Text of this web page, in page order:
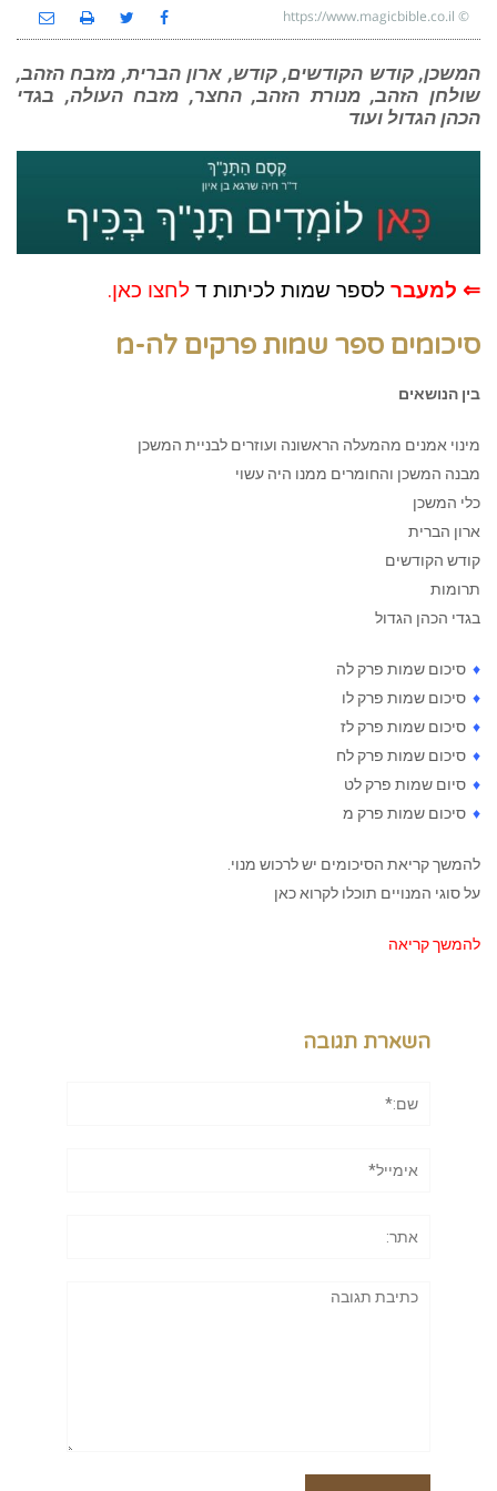
©
https://www.magicbible.co.il
המשכן, קודש הקודשים, קודש, ארון הברית, מזבח הזהב,
שולחן הזהב, מנורת הזהב, החצר, מזבח העולה, בגדי
הכהן הגדול ועוד
⇐ למעבר לספר שמות לכיתות ד לחצו כאן.
סיכומים ספר שמות פרקים לה-מ
בין הנושאים
מינוי אמנים מהמעלה הראשונה ועוזרים לבניית המשכן
מבנה המשכן והחומרים ממנו היה עשוי
כלי המשכן
ארון הברית
קודש הקודשים
תרומות
בגדי הכהן הגדול
♦ סיכום שמות פרק לה
♦ סיכום שמות פרק לו
♦ סיכום שמות פרק לז
♦ סיכום שמות פרק לח
♦ סיום שמות פרק לט
♦ סיכום שמות פרק מ
להמשך קריאת הסיכומים יש לרכוש מנוי.
על סוגי המנויים תוכלו לקרוא כאן
להמשך קריאה
השארת תגובה